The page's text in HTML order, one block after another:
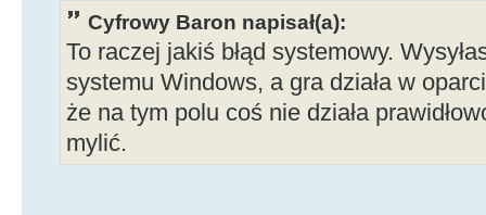
Cyfrowy Baron napisał(a):
To raczej jakiś błąd systemowy.
systemu Windows, a gra działa w
że na tym polu coś nie działa
mylić.